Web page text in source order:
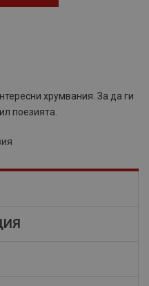
хрумвания. За да ги
поезията.